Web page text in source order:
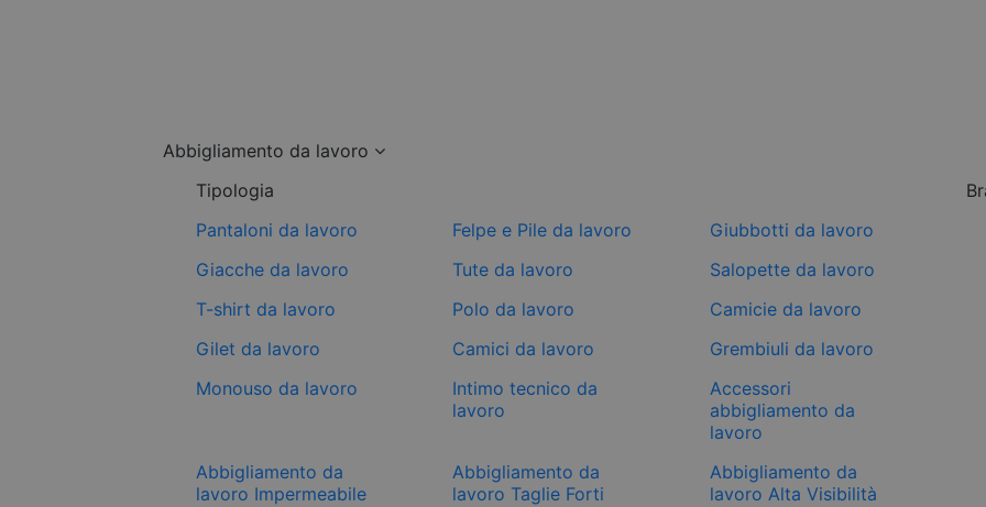
Abbigliamento da lavoro
Tipologia
Pantaloni da lavoro
Felpe e Pile da lavoro
Giubbotti da lavoro
Giacche da lavoro
Tute da lavoro
Salopette da lavoro
T-shirt da lavoro
Polo da lavoro
Camicie da lavoro
Gilet da lavoro
Camici da lavoro
Grembiuli da lavoro
Monouso da lavoro
Intimo tecnico da
lavoro
Accessori
abbigliamento da
lavoro
Abbigliamento da
lavoro Impermeabile
Abbigliamento da
lavoro Taglie Forti
Abbigliamento da
lavoro Alta Visibilità